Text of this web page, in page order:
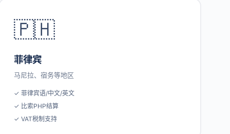
🇵🇭
菲律宾
马尼拉、宿务等地区
✓ 菲律宾语/中文/英文
✓ 比索PHP结算
✓ VAT税制支持